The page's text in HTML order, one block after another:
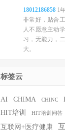
18012186858 1
非常好，贴合
人不愿意主动
习，无能力，
大。
标签云
AI CHIMA CHINC
HIT培训 HIT培训问答
互联网+医疗健康